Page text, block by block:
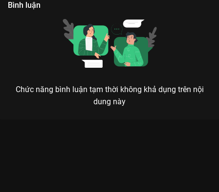
Bình luận
Chức năng bình luận tạm thời không khả dụng trên nội
dung này